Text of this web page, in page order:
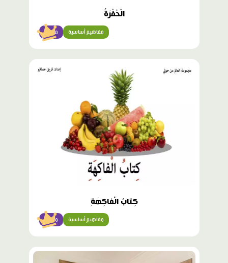
الْحُفْرَةُ
مبتدئ مفاهيم أساسية
محتوى
كِتابُ الْفاكِهَةِ
مبتدئ مفاهيم أساسية
محتوى